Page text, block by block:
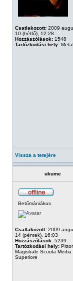
Csatlakozott: 2009
10 (hétfő), 12:28
Hozzászólások: 1548
Tartózkodási hely:
Vissza a tetejére
ukume
Betűmániákus
Csatlakozott: 2009
14 (péntek), 16:03
Hozzászólások: 5239
Tartózkodási hely:
Magistrale Scuola Media
Superiore